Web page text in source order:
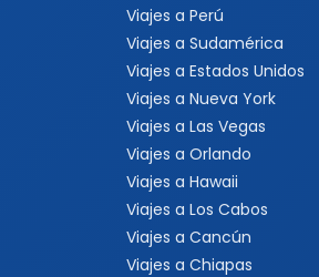
Viajes a Los Cabos
Viajes a Cancún
Viajes a Chiapas
Playas de México
Viajes por México
Viajes al Caribe
Viajes a Cuba
Viajes a Punta Cana
Viajes a Jamaica
Viajes a Rep. Dominicana